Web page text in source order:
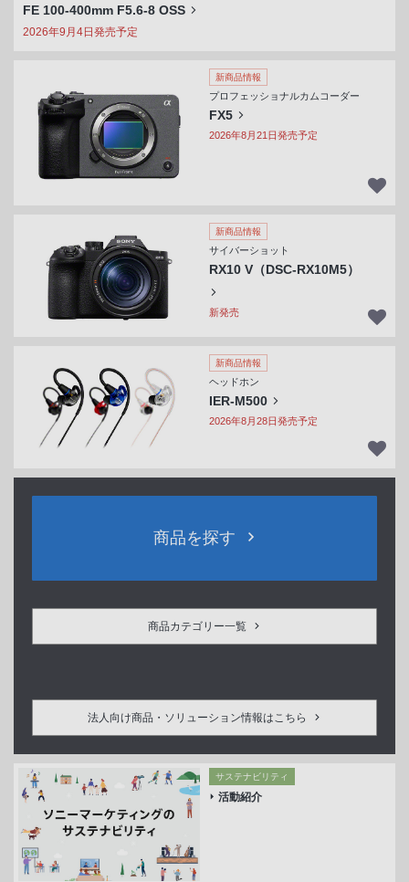
FE 100-400mm F5.6-8 OSS
2026年9月4日発売予定
新商品情報
プロフェッショナルカムコーダー
FX5
2026年8月21日発売予定
新商品情報
サイバーショット
RX10 V（DSC-RX10M5）
新発売
新商品情報
ヘッドホン
IER-M500
2026年8月28日発売予定
商品を探す
商品カテゴリー一覧
法人向け商品・ソリューション情報はこちら
サステナビリティ
活動紹介